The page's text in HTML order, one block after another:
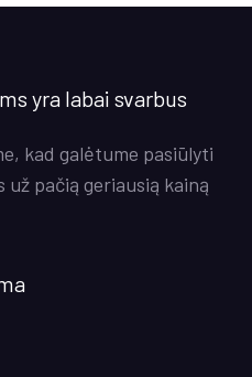
yra labai svarbus
kad galėtume pasiūlyti
pačią geriausią kainą